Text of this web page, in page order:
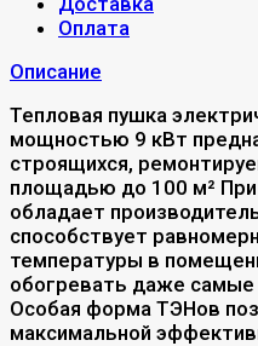
Оплата
Описание
Тепловая пушка
мощностью 9 кВт
строящихся,
площадью до 100 м²
обладает
способствует
температуры в
обогревать даже
Особая форма ТЭНов
максимальной